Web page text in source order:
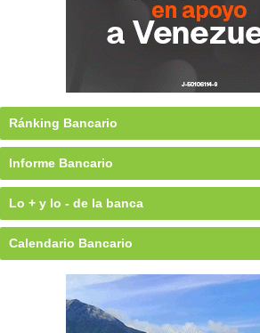
Ránking Bancario
Informe Bancario
Lo + y lo - de la banca
Calendario Bancario